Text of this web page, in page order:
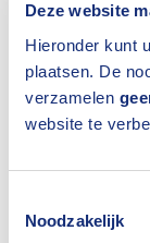
Deze website
Hieronder kunt
plaatsen. De
verzamelen
website te
Noodzakelijk
opgelost. Met
het Verbond
aangegeven
de overige
Verbond blijft
Resultaten